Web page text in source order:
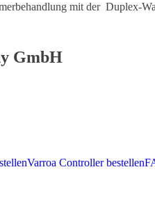
mit der Duplex-
GmbH
Varroa Controller bestellen